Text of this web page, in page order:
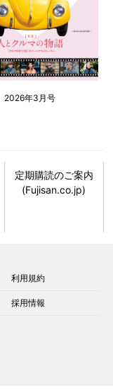
2026年3月号
定期購読のご案内
(Fujisan.co.jp)
利用規約
採用情報